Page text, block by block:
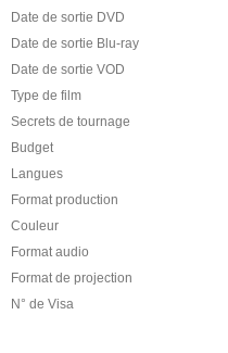
Date de sortie DVD
Date de sortie Blu-ray
Date de sortie VOD
Type de film
Secrets de tournage
Budget
Langues
Format production
Couleur
Format audio
Format de projection
N° de Visa